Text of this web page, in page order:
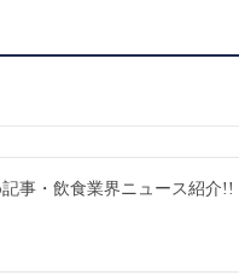
事・飲食業界ニュース紹介!!